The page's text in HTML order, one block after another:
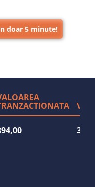
doar 5 minute!
30